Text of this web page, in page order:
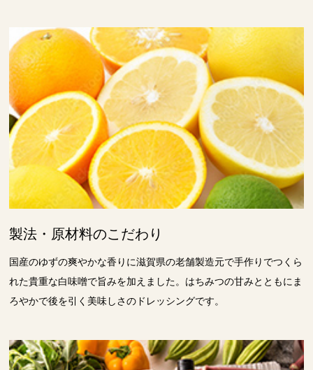
製法・原材料のこだわり
国産のゆずの爽やかな香りに滋賀県の老舗製造元で手作りでつくら
れた貴重な白味噌で旨みを加えました。はちみつの甘みとともにま
ろやかで後を引く美味しさのドレッシングです。